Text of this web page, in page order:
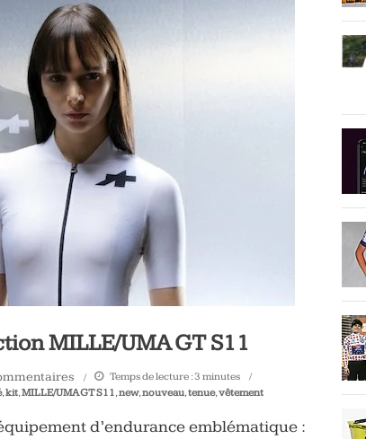
MILLE/UMA GT S11
Temps de lecture :3 minutes
,kit,MILLE/UMA GT S11,new,nouveau,tenue,vêtement
d’endurance emblématique :